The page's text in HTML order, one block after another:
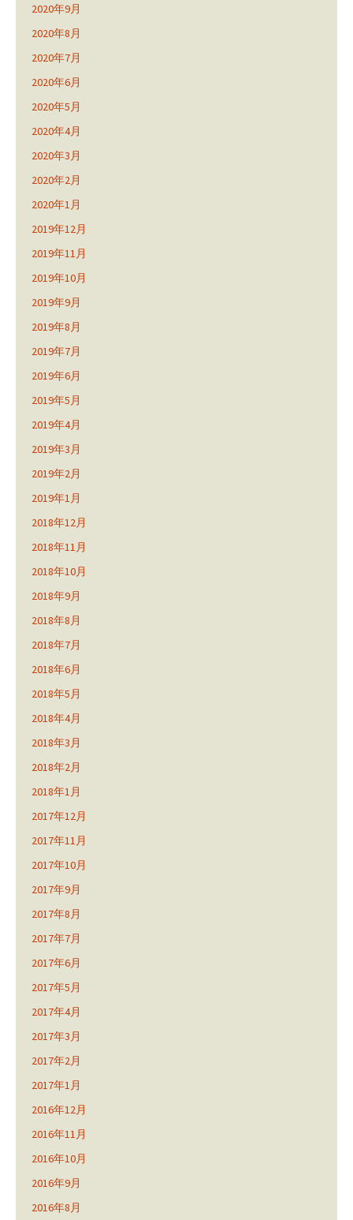
2020年9月
2020年8月
2020年7月
2020年6月
2020年5月
2020年4月
2020年3月
2020年2月
2020年1月
2019年12月
2019年11月
2019年10月
2019年9月
2019年8月
2019年7月
2019年6月
2019年5月
2019年4月
2019年3月
2019年2月
2019年1月
2018年12月
2018年11月
2018年10月
2018年9月
2018年8月
2018年7月
2018年6月
2018年5月
2018年4月
2018年3月
2018年2月
2018年1月
2017年12月
2017年11月
2017年10月
2017年9月
2017年8月
2017年7月
2017年6月
2017年5月
2017年4月
2017年3月
2017年2月
2017年1月
2016年12月
2016年11月
2016年10月
2016年9月
2016年8月